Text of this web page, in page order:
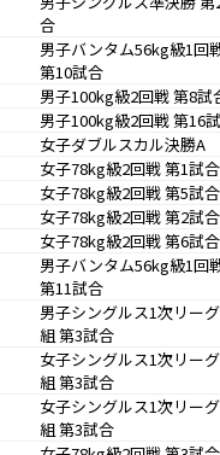
合
男子バンタム56kg級1回
第10試合
男子100kg級2回戦 第8試
男子100kg級2回戦 第16
女子ダブルスカル決勝A
女子78kg級2回戦 第1試合
女子78kg級2回戦 第5試合
女子78kg級2回戦 第2試合
女子78kg級2回戦 第6試合
男子バンタム56kg級1回
第11試合
男子シングルス1次リー
組 第3試合
女子シングルス1次リー
組 第3試合
女子シングルス1次リー
組 第3試合